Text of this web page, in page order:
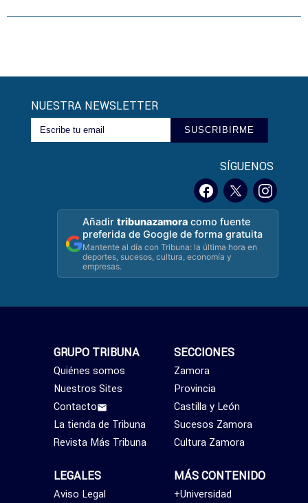
NUESTRA NEWSLETTER
SUSCRIBIRME
SÍGUENOS
Añadirtribunazamora como fuente
preferida de Google de forma gratuita
Mantente al día con Tribuna: la última hora en
deportes, sucesos, cultura, economía y
empresas.
SECCIONES
Zamora
Provincia
Castilla y León
Sucesos Zamora
Cultura Zamora
MÁS CONTENIDO
+Universidad
GRUPO TRIBUNA
Quiénes somos
Nuestros Sites
Contacto
La tienda de Tribuna
Revista Más Tribuna
LEGALES
Aviso Legal